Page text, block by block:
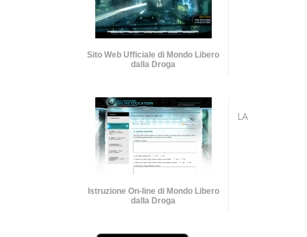
Sito Web Ufficiale di Mondo Libero
dalla Droga
Istruzione On-line di Mondo Libero
dalla Droga
LA